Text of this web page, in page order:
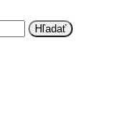
Hľadať